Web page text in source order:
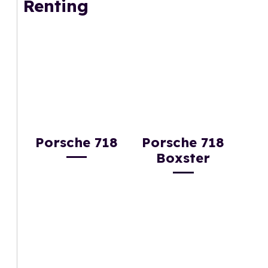
Renting
Porsche 718
Porsche 718
Boxster